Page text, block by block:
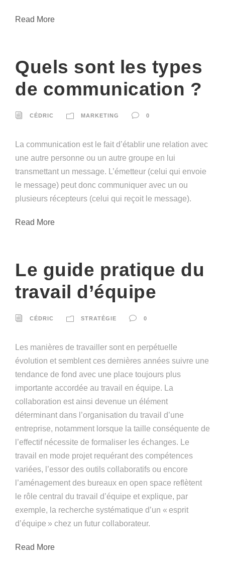
Read More
Quels sont les types
de communication ?
CÉDRIC MARKETING 0
La communication est le fait d’établir une relation avec
une autre personne ou un autre groupe en lui
transmettant un message. L’émetteur (celui qui envoie
le message) peut donc communiquer avec un ou
plusieurs récepteurs (celui qui reçoit le message).
Read More
Le guide pratique du
travail d’équipe
CÉDRIC STRATÉGIE 0
Les manières de travailler sont en perpétuelle
évolution et semblent ces dernières années suivre une
tendance de fond avec une place toujours plus
importante accordée au travail en équipe. La
collaboration est ainsi devenue un élément
déterminant dans l’organisation du travail d’une
entreprise, notamment lorsque la taille conséquente de
l’effectif nécessite de formaliser les échanges. Le
travail en mode projet requérant des compétences
variées, l’essor des outils collaboratifs ou encore
l’aménagement des bureaux en open space reflètent
le rôle central du travail d’équipe et explique, par
exemple, la recherche systématique d’un « esprit
d’équipe » chez un futur collaborateur.
Read More